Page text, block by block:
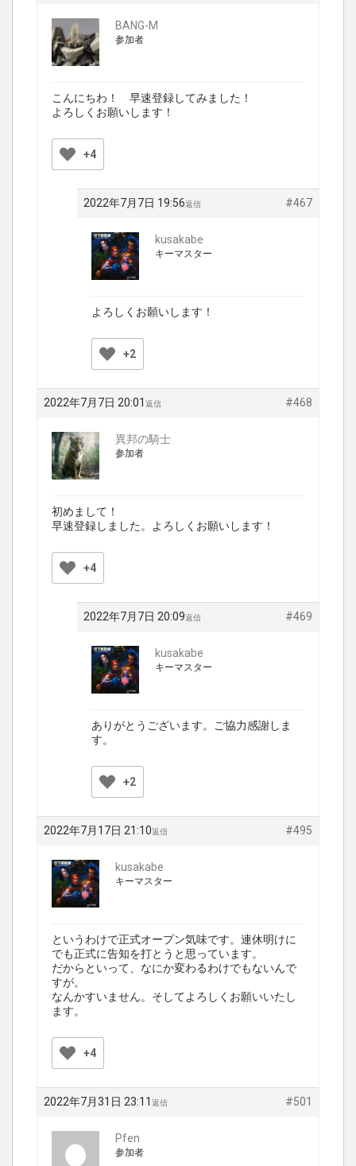
BANG-M
参加者
こんにちわ！ 早速登録してみました！
よろしくお願いします！
+4
2022年7月7日 19:56 #467
返信
kusakabe
キーマスター
よろしくお願いします！
+2
2022年7月7日 20:01 #468
返信
異邦の騎士
参加者
初めまして！
早速登録しました。よろしくお願いします！
+4
2022年7月7日 20:09 #469
返信
kusakabe
キーマスター
ありがとうございます。ご協力感謝しま
す。
+2
2022年7月17日 21:10 #495
返信
kusakabe
キーマスター
というわけで正式オープン気味です。連休明けに
でも正式に告知を打とうと思っています。
だからといって、なにか変わるわけでもないんで
すが。
なんかすいません。そしてよろしくお願いいたし
ます。
+4
2022年7月31日 23:11 #501
返信
Pfen
参加者